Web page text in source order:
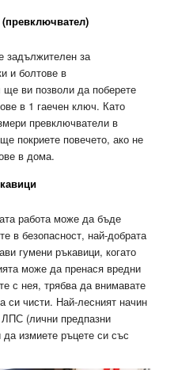
задължителен за
и болтове в
ви позволи да поберете
в 1 гаечен ключ. Като
превключватели в
покриете повечето, ако не
в дома.
работа може да бъде
в безопасност, най-добрата
гумени ръкавици, когато
може да пренася вредни
с нея, трябва да внимавате
си чисти. Най-лесният начин
(лични предпазни
измиете ръцете си със